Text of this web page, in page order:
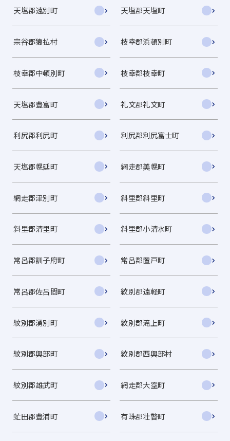
天塩郡遠別町 天塩郡天塩町
宗谷郡猿払村 枝幸郡浜頓別町
枝幸郡中頓別町 枝幸郡枝幸町
天塩郡豊富町 礼文郡礼文町
利尻郡利尻町 利尻郡利尻富士町
天塩郡幌延町 網走郡美幌町
網走郡津別町 斜里郡斜里町
斜里郡清里町 斜里郡小清水町
常呂郡訓子府町 常呂郡置戸町
常呂郡佐呂間町 紋別郡遠軽町
紋別郡湧別町 紋別郡滝上町
紋別郡興部町 紋別郡西興部村
紋別郡雄武町 網走郡大空町
虻田郡豊浦町 有珠郡壮瞥町